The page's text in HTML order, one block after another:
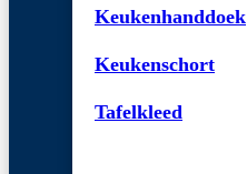
Keukenhanddoek
Keukenschort
Tafelkleed